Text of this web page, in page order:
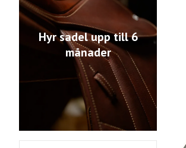
Hyr sadel upp till 6
månader